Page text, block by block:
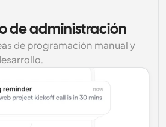
de administración
de programación manual y